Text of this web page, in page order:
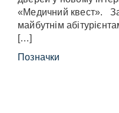
«Медичний квест».
майбутнім
[…]
Позначки